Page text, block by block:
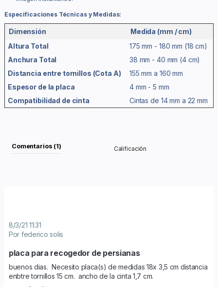
Especificaciones Técnicas y Medidas:
Dimensión
Medida (mm / cm)
Altura Total
175 mm - 180 mm (18 cm)
Anchura Total
38 mm - 40 mm (4 cm)
Distancia entre tornillos (Cota A)
155 mm a 160 mm
Espesor de la placa
4 mm - 5 mm
Compatibilidad de cinta
Cintas de 14 mm a 22 mm
Comentarios (1) Calificación
8/3/21 11:31
Por federico solis
placa para recogedor de persianas
buenos dias.  Necesito placa(s) de medidas 18x 3,5 cm distancia
enbtre tornillos 15 cm.  ancho de la cinta 1,7 cm.